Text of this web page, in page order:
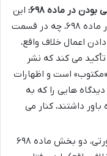
در ماده ۶۹۸:
این
نظریه به صراحت بیان می دارد که در ماده ۶۹۸، چه در قسمت
اعمال خلاف واقع،
می کند که نشر
است و اظهارات
هایی را که به
داشتند، کنار می
نظریه مشورتی، دو بخش ماده ۶۹۸